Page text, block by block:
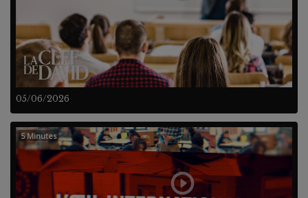
05/06/2026
5 Minutes